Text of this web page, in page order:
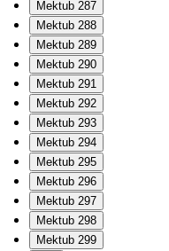
Mektub 287
Mektub 288
Mektub 289
Mektub 290
Mektub 291
Mektub 292
Mektub 293
Mektub 294
Mektub 295
Mektub 296
Mektub 297
Mektub 298
Mektub 299